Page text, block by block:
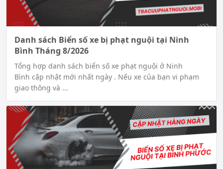
Danh sách Biển số xe bị phạt nguội tại Ninh
Bình Tháng 8/2026
Tổng hợp danh sách biển số xe phạt nguội ở Ninh
Bình cập nhật mới nhất ngày . Nếu xe của bạn vi phạm
giao thông và ...